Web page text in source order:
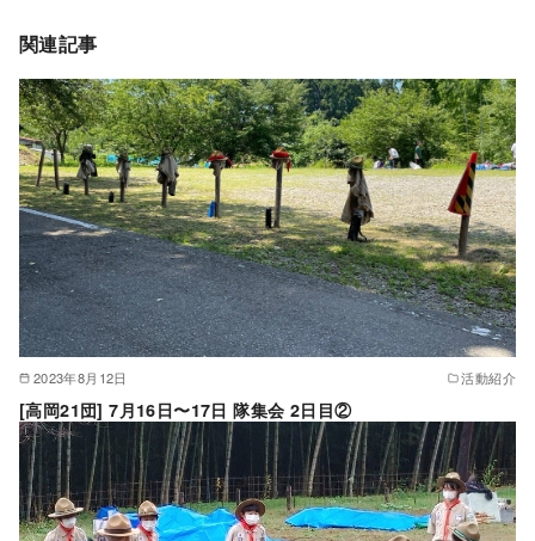
関連記事
2023年8月12日 活動紹介
[高岡21団] 7月16日〜17日 隊集会 2日目②